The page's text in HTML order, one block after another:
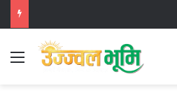
Menu